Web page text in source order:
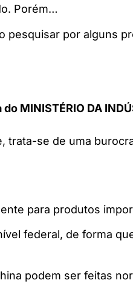
Porém…
pesquisar por alguns
MINISTÉRIO DA
trata-se de uma
para produtos
federal, de forma
podem ser feitas